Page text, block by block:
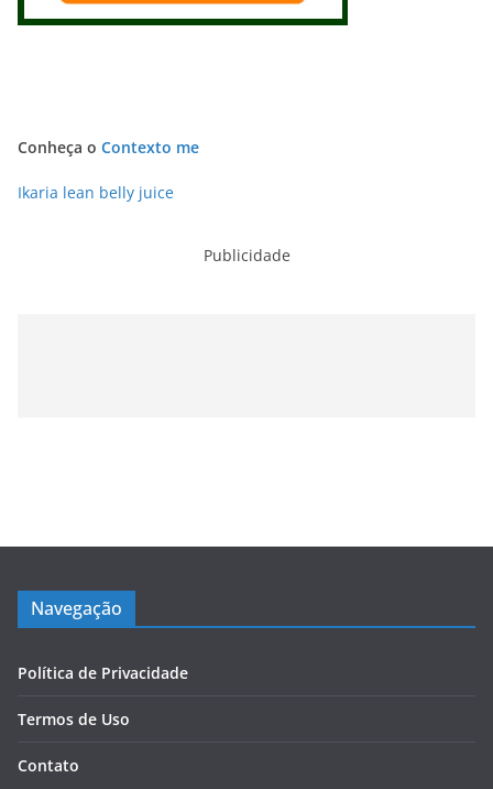
Conheça o Contexto me
Ikaria lean belly juice
Publicidade
Navegação
Política de Privacidade
Termos de Uso
Contato